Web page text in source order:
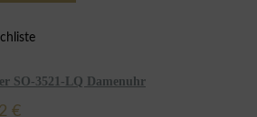
SO-3521-LQ Damenuhr
€